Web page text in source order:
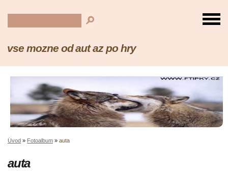
vse mozne od aut az po hry
Úvod » Fotoalbum » auta
auta